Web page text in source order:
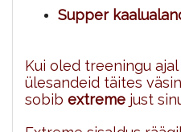
Supper
Kui oled treeningu
ülesandeid täites
sobib extreme just